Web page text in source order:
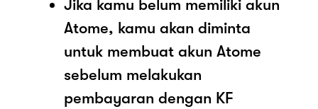
Jika kamu belum memiliki akun
Atome, kamu akan diminta
untuk membuat akun Atome
sebelum melakukan
pembayaran dengan KF